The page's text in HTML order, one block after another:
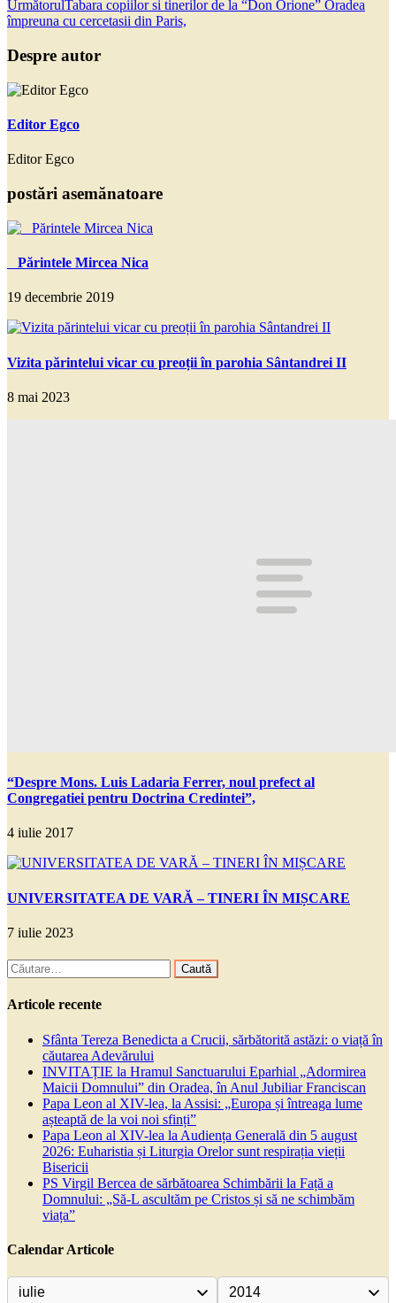
UrmătorulTabara copiilor si tinerilor de la “Don Orione” Oradea
împreuna cu cercetasii din Paris,
Despre autor
Editor Egco
Editor Egco
postări asemănatoare
Părintele Mircea Nica
19 decembrie 2019
Vizita părintelui vicar cu preoții în parohia Sântandrei II
8 mai 2023
“Despre Mons. Luis Ladaria Ferrer, noul prefect al
Congregatiei pentru Doctrina Credintei”,
4 iulie 2017
UNIVERSITATEA DE VARĂ – TINERI ÎN MIȘCARE
7 iulie 2023
Caută
după:
Articole recente
Sfânta Tereza Benedicta a Crucii, sărbătorită astăzi: o viață în
căutarea Adevărului
INVITAȚIE la Hramul Sanctuarului Eparhial „Adormirea
Maicii Domnului” din Oradea, în Anul Jubiliar Franciscan
Papa Leon al XIV-lea, la Assisi: „Europa și întreaga lume
așteaptă de la voi noi sfinți”
Papa Leon al XIV-lea la Audiența Generală din 5 august
2026: Euharistia și Liturgia Orelor sunt respirația vieții
Bisericii
PS Virgil Bercea de sărbătoarea Schimbării la Față a
Domnului: „Să-L ascultăm pe Cristos și să ne schimbăm
viața”
Calendar Articole